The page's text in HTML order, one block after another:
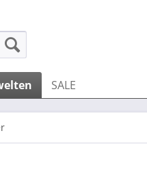
SALE